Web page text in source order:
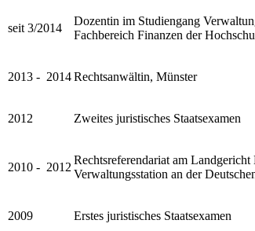
seit 3/2014
Dozentin im Studiengang
Fachbereich Finanzen der
2013 - 2014Rechtsanwältin, Münster
2012 Zweites juristisches Staatsexamen
2010 - 2012
Rechtsreferendariat am Landgericht
Verwaltungsstation an der
2009 Erstes juristisches Staatsexamen